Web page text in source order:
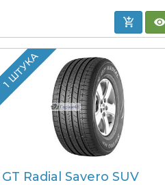
1 ШТУКА
GT Radial Savero SUV